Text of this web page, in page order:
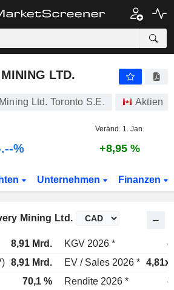
LTD. - $ -
LTD.
Ltd. Toronto S.E. Aktien
Veränd. 1. Jan.
% +8,95 %
Unternehmen Finanzen
Mining Ltd.
8,91 Mrd. KGV 2026 *
-
8,91 Mrd. EV / Sales 2026 * 4,81x
70,1 % Rendite 2026 * -